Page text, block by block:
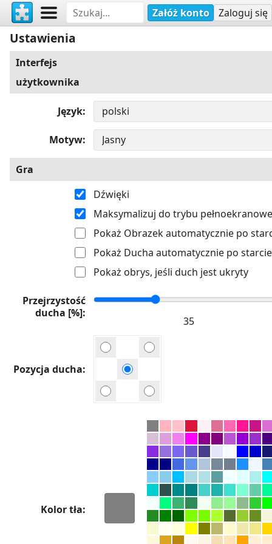
Załóż konto Zaloguj się
Ustawienia
Interfejs
użytkownika
Język
Motyw
Gra
Dźwięki
Maksymalizuj do trybu
Pokaż Obrazek automatycznie po
Pokaż Ducha automatycznie po starcie
Pokaż obrys, jeśli duch jest ukryty
Przejrzystość
ducha [%]
Pozycja ducha
Kolor tła